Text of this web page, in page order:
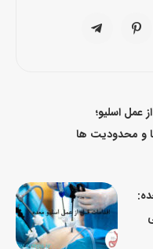
عمل اسلیو؛
و محدودیت ها